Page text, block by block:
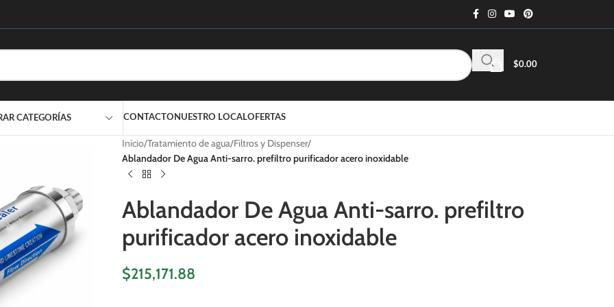
$0.00
CATEGORÍAS CONTACTO NUESTRO LOCALOFERTAS
Inicio/Tratamiento de agua/Filtros y Dispenser/
Ablandador De Agua Anti-sarro. prefiltro purificador acero inoxidable
Ablandador De Agua Anti-sarro. prefiltro
purificador acero inoxidable
$215,171.88